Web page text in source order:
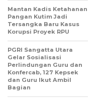
Mantan Kadis Ketahanan
Pangan Kutim Jadi
Tersangka Baru Kasus
Korupsi Proyek RPU
PGRI Sangatta Utara
Gelar Sosialisasi
Perlindungan Guru dan
Konfercab, 127 Kepsek
dan Guru Ikut Ambil
Bagian